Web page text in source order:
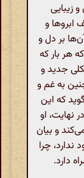
زیبایی
و
بر دل و
هر بار که
جدید و
به غم و
که این
نهایت، او
و بیان
چرا
دارد.